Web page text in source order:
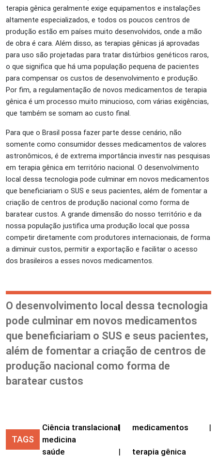
terapia gênica geralmente exige equipamentos e instalações
altamente especializados, e todos os poucos centros de
produção estão em países muito desenvolvidos, onde a mão
de obra é cara. Além disso, as terapias gênicas já aprovadas
para uso são projetadas para tratar distúrbios genéticos raros,
o que significa que há uma população pequena de pacientes
para compensar os custos de desenvolvimento e produção.
Por fim, a regulamentação de novos medicamentos de terapia
gênica é um processo muito minucioso, com várias exigências,
que também se somam ao custo final.
Para que o Brasil possa fazer parte desse cenário, não
somente como consumidor desses medicamentos de valores
astronômicos, é de extrema importância investir nas pesquisas
em terapia gênica em território nacional. O desenvolvimento
local dessa tecnologia pode culminar em novos medicamentos
que beneficiariam o SUS e seus pacientes, além de fomentar a
criação de centros de produção nacional como forma de
baratear custos. A grande dimensão do nosso território e da
nossa população justifica uma produção local que possa
competir diretamente com produtores internacionais, de forma
a diminuir custos, permitir a exportação e facilitar o acesso
dos brasileiros a esses novos medicamentos.
O desenvolvimento local dessa tecnologia
pode culminar em novos medicamentos
que beneficiariam o SUS e seus pacientes,
além de fomentar a criação de centros de
produção nacional como forma de
baratear custos
TAGS
Ciência translacional| medicamentos
|
medicina
saúde
| terapia gênica